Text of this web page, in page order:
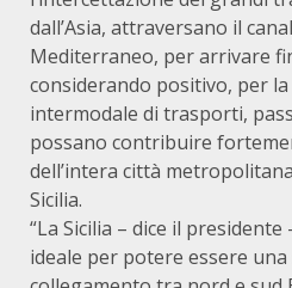
dall’Asia, attraversano il
Mediterraneo, per arrivare
considerando positivo, per
intermodale di trasporti,
possano contribuire
dell’intera città
Sicilia.
“La Sicilia – dice il
ideale per potere essere